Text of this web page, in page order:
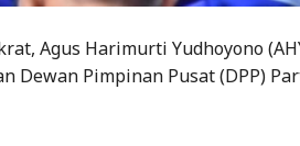
Agus Harimurti Yudhoyono
Dewan Pimpinan Pusat (DPP)